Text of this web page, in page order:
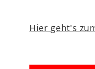
Hier geht's